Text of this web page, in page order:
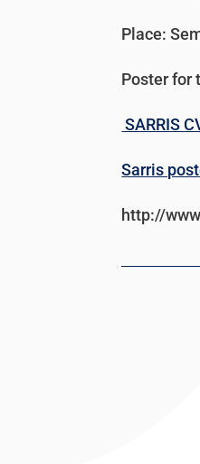
Place:
Poster for
SARRIS
Sarris
http://